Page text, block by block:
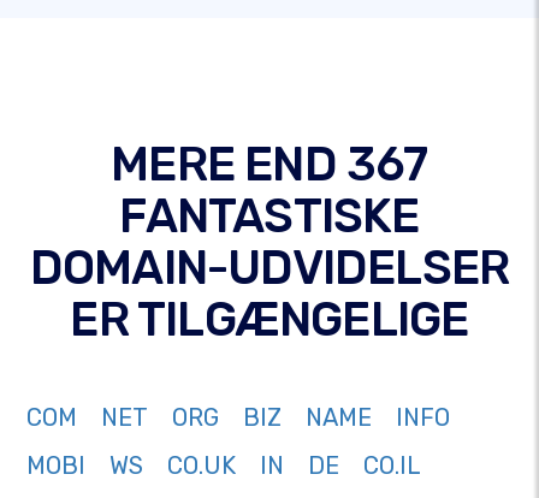
MERE END 367
FANTASTISKE
DOMAIN-UDVIDELSER
ER TILGÆNGELIGE
COM NET ORG BIZ NAME
INFO
MOBI
WS CO.UK IN DE
CO.IL